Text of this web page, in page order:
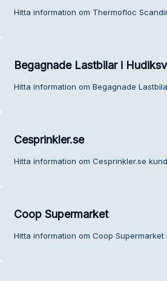
Hitta information om Thermofloc
Begagnade Lastbilar i
Hitta information om Begagnade
Cesprinkler.se
Hitta information om Cesprinkler.se
Coop Supermarket
Hitta information om Coop Supermarket